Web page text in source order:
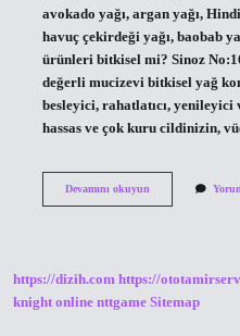
avokado yağı, argan yağı,
havuç çekirdeği yağı, baobab
ürünleri bitkisel mi? Sinoz
değerli mucizevi bitkisel yağ
besleyici, rahatlatıcı, yenileyici
hassas ve çok kuru cildinizin,
Devamını okuyunSinoz
https://dizih.com https://
knight online nttgame Sitemap